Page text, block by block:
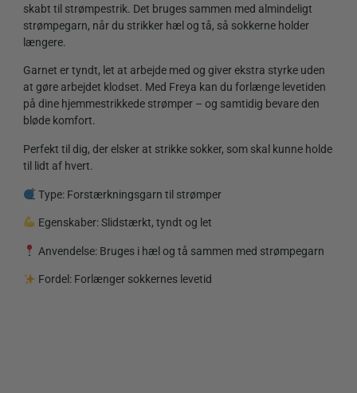
skabt til strømpestrik. Det bruges sammen med almindeligt
strømpegarn, når du strikker hæl og tå, så sokkerne holder
længere.
Garnet er tyndt, let at arbejde med og giver ekstra styrke uden
at gøre arbejdet klodset. Med Freya kan du forlænge levetiden
på dine hjemmestrikkede strømper – og samtidig bevare den
bløde komfort.
Perfekt til dig, der elsker at strikke sokker, som skal kunne holde
til lidt af hvert.
Type: Forstærkningsgarn til strømper
Egenskaber: Slidstærkt, tyndt og let
Anvendelse: Bruges i hæl og tå sammen med strømpegarn
Fordel: Forlænger sokkernes levetid